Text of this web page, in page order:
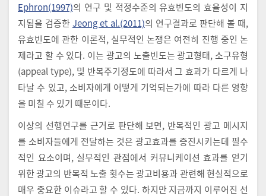
Ephron(1997)의 연구 및 적정수준의 유효빈도의 효율성이 지
지됨을 검증한Jeong et al.(2011)의 연구결과로 판단해 볼 때,
유효빈도에 관한 이론적, 실무적인 논쟁은 여전히 진행 중인 논
제라고 할 수 있다. 이는 광고의 노출빈도는 광고형태, 소구유형
(appeal type), 및 반복주기정도에 따라서 그 효과가 다르게 나
타날 수 있고, 소비자에게 어떻게 기억되는가에 따라 다른 영향
을 미칠 수 있기 때문이다.
이상의 선행연구를 근거로 판단해 보면, 반복적인 광고 메시지
를 소비자들에게 전달하는 것은 광고효과를 증진시키는데 필수
적인 요소이며, 실무적인 관점에서 커뮤니케이션 효과를 얻기
위한 광고의 반복적 노출 횟수는 광고비용과 관련해 현실적으로
매우 중요한 이슈라고 할 수 있다. 하지만 지금까지 이루어진 선